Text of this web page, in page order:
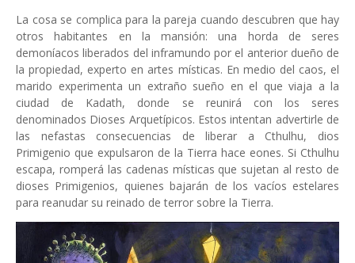
La cosa se complica para la pareja cuando descubren que hay
otros habitantes en la mansión: una horda de seres
demoníacos liberados del inframundo por el anterior dueño de
la propiedad, experto en artes místicas. En medio del caos, el
marido experimenta un extraño sueño en el que viaja a la
ciudad de Kadath, donde se reunirá con los seres
denominados Dioses Arquetípicos. Estos intentan advertirle de
las nefastas consecuencias de liberar a Cthulhu, dios
Primigenio que expulsaron de la Tierra hace eones. Si Cthulhu
escapa, romperá las cadenas místicas que sujetan al resto de
dioses Primigenios, quienes bajarán de los vacíos estelares
para reanudar su reinado de terror sobre la Tierra.